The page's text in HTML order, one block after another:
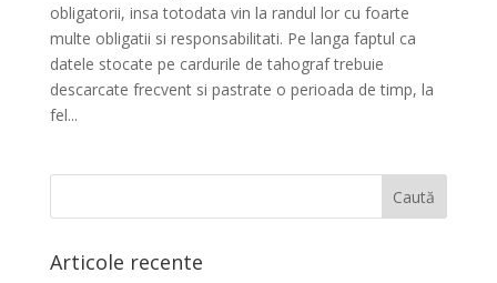
obligatorii, insa totodata vin la randul lor cu foarte
multe obligatii si responsabilitati. Pe langa faptul ca
datele stocate pe cardurile de tahograf trebuie
descarcate frecvent si pastrate o perioada de timp, la
fel...
Articole recente